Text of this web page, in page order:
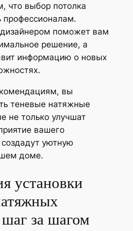
что выбор потолка
профессионалам.
дизайнером поможет вам
решение, а
информацию о новых
вы
теневые натяжные
не только улучшат
вашего
уютную
доме.
установки
за шагом